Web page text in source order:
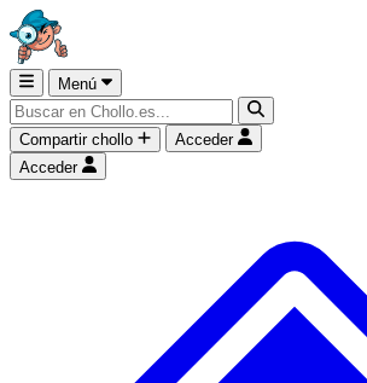
Menú
Compartir chollo
Acceder
Acceder